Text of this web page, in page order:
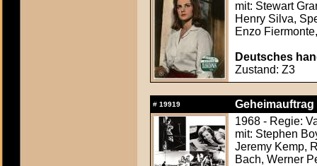
mit: Stewart
Henry Silva,
Enzo
Deutsches
Zustand: Z3
# 19919
1968 - Regie:
mit: Stephen
Jeremy Kemp,
Bach, Werner